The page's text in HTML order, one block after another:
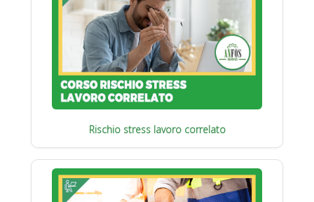
Rischio stress lavoro correlato